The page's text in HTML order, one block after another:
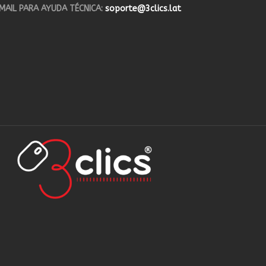
PARA AYUDA TÉCNICA: soporte@3clics.lat